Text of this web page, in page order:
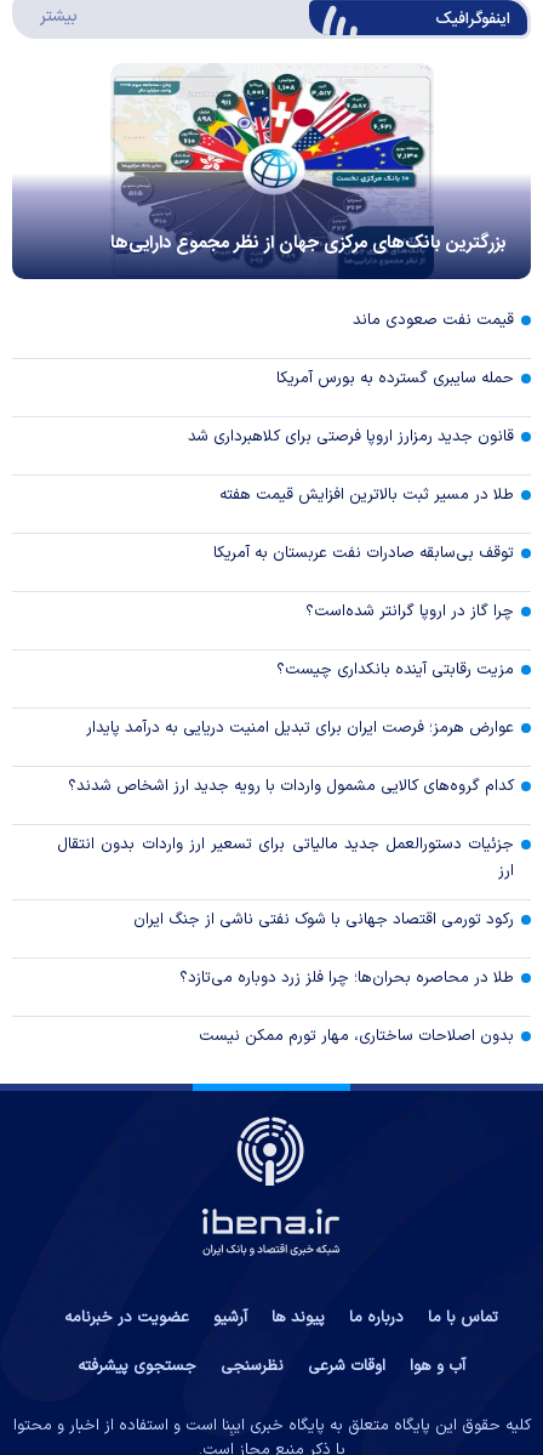
اینفوگرافیک بیشتر
بزرگترین بانک‌های مرکزی جهان از نظر مجموع دارایی‌ها
قیمت نفت صعودی ماند
حمله سایبری گسترده به بورس آمریکا
قانون جدید رمزارز اروپا فرصتی برای کلاهبرداری شد
طلا در مسیر ثبت بالاترین افزایش قیمت هفته
توقف بی‌سابقه صادرات نفت عربستان به آمریکا
چرا گاز در اروپا گرانتر شده‌است؟
مزیت رقابتی آینده بانکداری چیست؟
عوارض هرمز؛ فرصت ایران برای تبدیل امنیت دریایی به درآمد پایدار
کدام گروه‌های کالایی مشمول واردات با رویه جدید ارز اشخاص شدند؟
جزئیات دستورالعمل جدید مالیاتی برای تسعیر ارز واردات بدون انتقال
ارز
رکود تورمی اقتصاد جهانی با شوک نفتی ناشی از جنگ ایران
طلا در محاصره بحران‌ها؛ چرا فلز زرد دوباره می‌تازد؟
بدون اصلاحات ساختاری، مهار تورم ممکن نیست
تماس با ما درباره ما پیوند ها آرشیو
عضویت در خبرنامه
آب و هوا
اوقات شرعی نظرسنجی جستجوی پیشرفته
کلیه حقوق این پایگاه متعلق به پایگاه خبری ایبِنا است و استفاده از اخبار و محتوا
با ذکر منبع مجاز است.